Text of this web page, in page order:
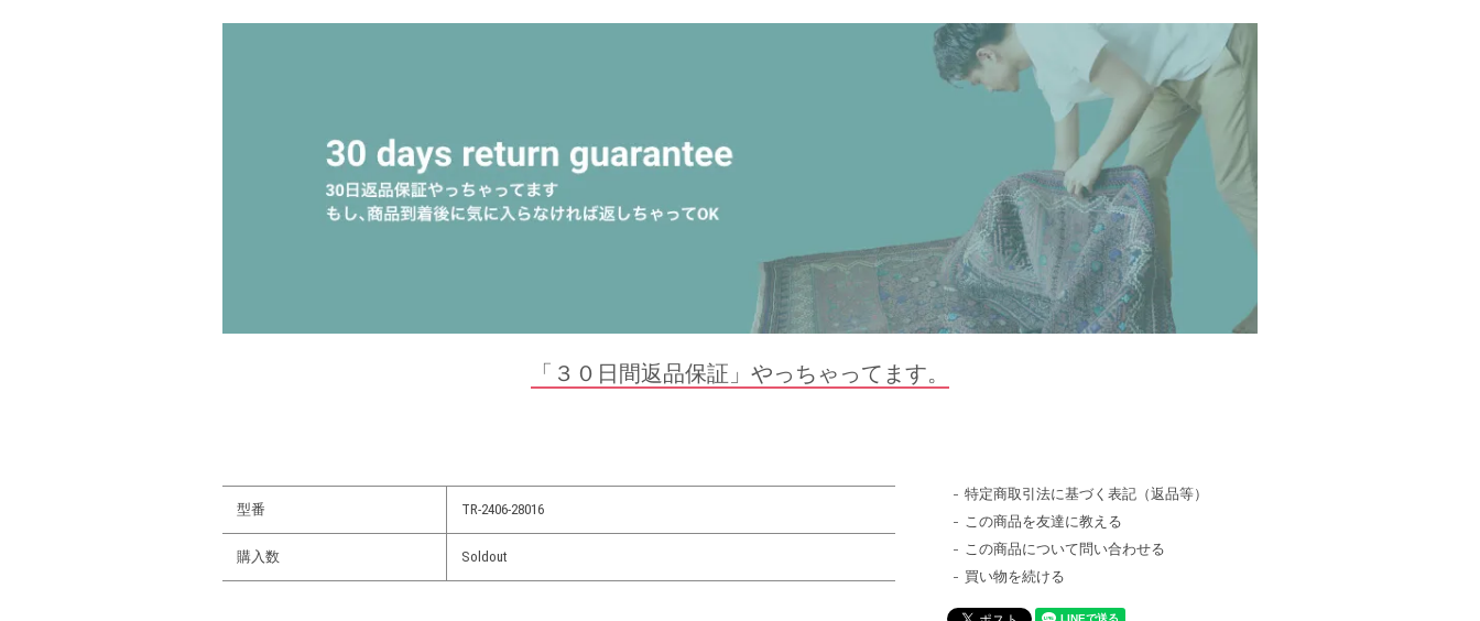
「３０日間返品保証」やっちゃってます。
型番 TR-2406-28016
購入数 Soldout
特定商取引法に基づく表記（返品等）
この商品を友達に教える
この商品について問い合わせる
買い物を続ける